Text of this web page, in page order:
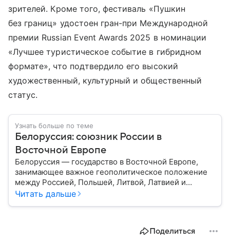
зрителей. Кроме того, фестиваль «Пушкин
без границ» удостоен гран-при Международной
премии Russian Event Awards 2025 в номинации
«Лучшее туристическое событие в гибридном
формате», что подтвердило его высокий
художественный, культурный и общественный
статус.
Узнать больше по теме
Белоруссия: союзник России в
Восточной Европе
Белоруссия — государство в Восточной Европе,
занимающее важное геополитическое положение
между Россией, Польшей, Литвой, Латвией и
Украиной. Несмотря на свою небольшую
Читать дальше
Поделиться